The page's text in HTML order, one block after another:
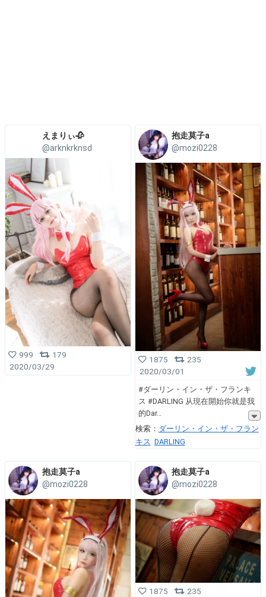
えまりぃ🥀
@arknkrknsd
999
179
2020/03/29
抱走莫子a
@mozi0228
1875
235
2020/03/01
#ダーリン・イン・ザ・フランキ
ス #DARLING 从現在開始你就是我
的Dar
検索： ダーリン・イン・ザ・フラン
キス DARLING
抱走莫子a
@mozi0228
抱走莫子a
@mozi0228
1875
235